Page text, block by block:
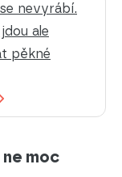
nevyrábí.
ale
pěkné
moc